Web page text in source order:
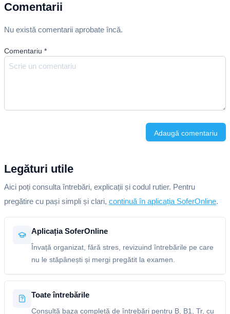
Comentarii
Nu există comentarii aprobate încă.
Comentariu *
Adaugă comentariu
Legături utile
Aici poți consulta întrebări, explicații și codul rutier. Pentru
pregătire cu pași simpli și clari, continuă în aplicația SoferOnline.
Aplicația SoferOnline
Învață organizat, fără stres, revizuind întrebările pe care
nu le stăpânești și mergi pregătit la examen.
Toate întrebările
Consultă baza completă de întrebări pentru B, B1, Tr, cu